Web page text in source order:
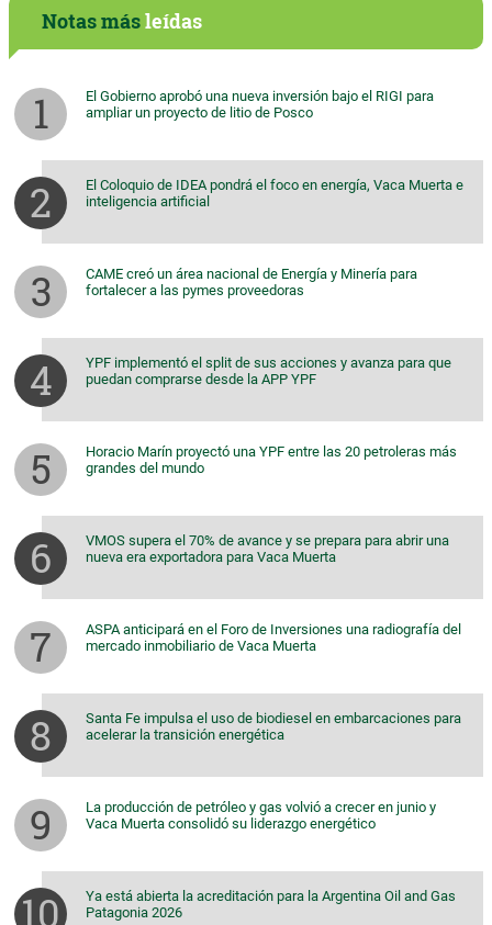
Notas másleídas
El Gobierno aprobó una nueva inversión bajo el RIGI para
ampliar un proyecto de litio de Posco
El Coloquio de IDEA pondrá el foco en energía, Vaca Muerta e
inteligencia artificial
CAME creó un área nacional de Energía y Minería para
fortalecer a las pymes proveedoras
YPF implementó el split de sus acciones y avanza para que
puedan comprarse desde la APP YPF
Horacio Marín proyectó una YPF entre las 20 petroleras más
grandes del mundo
VMOS supera el 70% de avance y se prepara para abrir una
nueva era exportadora para Vaca Muerta
ASPA anticipará en el Foro de Inversiones una radiografía del
mercado inmobiliario de Vaca Muerta
Santa Fe impulsa el uso de biodiesel en embarcaciones para
acelerar la transición energética
La producción de petróleo y gas volvió a crecer en junio y
Vaca Muerta consolidó su liderazgo energético
Ya está abierta la acreditación para la Argentina Oil and Gas
Patagonia 2026